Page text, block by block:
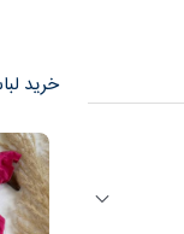
خرید